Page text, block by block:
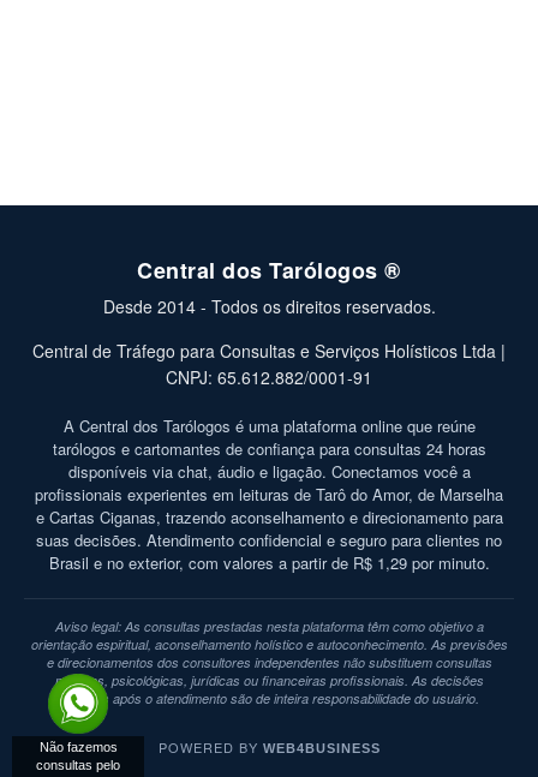
Central dos Tarólogos ®
Desde 2014 - Todos os direitos reservados.
Central de Tráfego para Consultas e Serviços Holísticos Ltda |
CNPJ: 65.612.882/0001-91
A Central dos Tarólogos é uma plataforma online que reúne
tarólogos e cartomantes de confiança para consultas 24 horas
disponíveis via chat, áudio e ligação. Conectamos você a
profissionais experientes em leituras de Tarô do Amor, de Marselha
e Cartas Ciganas, trazendo aconselhamento e direcionamento para
suas decisões. Atendimento confidencial e seguro para clientes no
Brasil e no exterior, com valores a partir de R$ 1,29 por minuto.
Aviso legal: As consultas prestadas nesta plataforma têm como objetivo a
orientação espiritual, aconselhamento holístico e autoconhecimento. As previsões
e direcionamentos dos consultores independentes não substituem consultas
médicas, psicológicas, jurídicas ou financeiras profissionais. As decisões
tomadas após o atendimento são de inteira responsabilidade do usuário.
POWERED BY WEB4BUSINESS
Não fazemos
consultas pelo